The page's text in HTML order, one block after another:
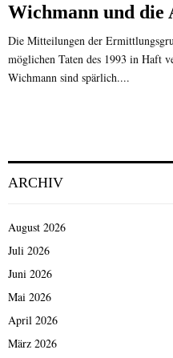
Wichmann und die
Die Mitteilungen der
möglichen Taten des 1993 in Haft
Wichmann sind spärlich....
ARCHIV
August 2026
Juli 2026
Juni 2026
Mai 2026
April 2026
März 2026